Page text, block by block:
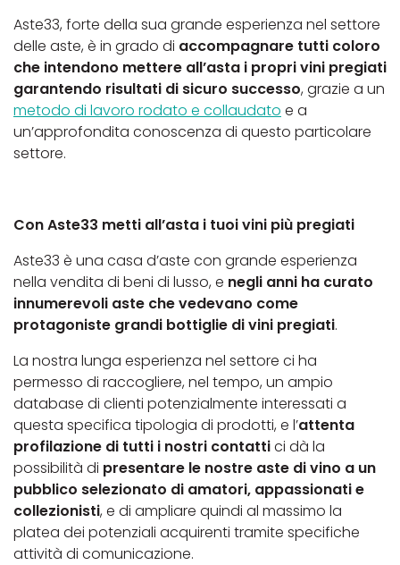
Aste33, forte della sua grande esperienza nel settore
delle aste, è in grado di accompagnare tutti coloro
che intendono mettere all’asta i propri vini pregiati
garantendo risultati di sicuro successo, grazie a un
metodo di lavoro rodato e collaudato e a
un’approfondita conoscenza di questo particolare
settore.
Con Aste33 metti all’asta i tuoi vini più pregiati
Aste33 è una casa d’aste con grande esperienza
nella vendita di beni di lusso, e negli anni ha curato
innumerevoli aste che vedevano come
protagoniste grandi bottiglie di vini pregiati.
La nostra lunga esperienza nel settore ci ha
permesso di raccogliere, nel tempo, un ampio
database di clienti potenzialmente interessati a
questa specifica tipologia di prodotti, e l’attenta
profilazione di tutti i nostri contattici dà la
possibilità di presentare le nostre aste di vino a un
pubblico selezionato di amatori, appassionati e
collezionisti, e di ampliare quindi al massimo la
platea dei potenziali acquirenti tramite specifiche
attività di comunicazione.